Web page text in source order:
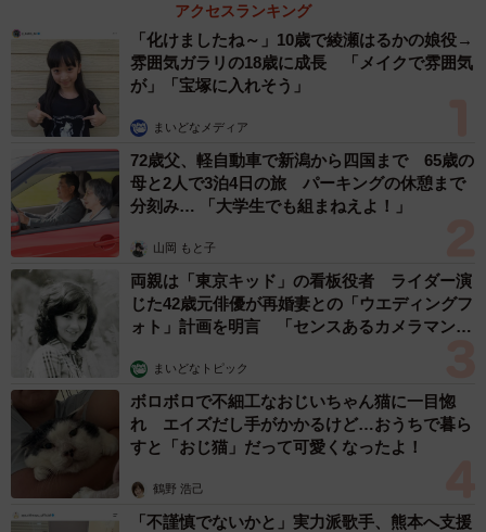
アクセスランキング
「化けましたね～」10歳で綾瀬はるかの娘役→
雰囲気ガラリの18歳に成長 「メイクで雰囲気
が」「宝塚に入れそう」
まいどなメディア
72歳父、軽自動車で新潟から四国まで 65歳の
母と2人で3泊4日の旅 パーキングの休憩まで
分刻み… 「大学生でも組まねえよ！」
山岡 もと子
両親は「東京キッド」の看板役者 ライダー演
じた42歳元俳優が再婚妻との「ウエディングフ
ォト」計画を明言 「センスあるカメラマン求
まいどなトピック
ボロボロで不細工なおじいちゃん猫に一目惚
れ エイズだし手がかかるけど…おうちで暮ら
すと「おじ猫」だって可愛くなったよ！
鶴野 浩己
「不謹慎でないかと」実力派歌手、熊本へ支援